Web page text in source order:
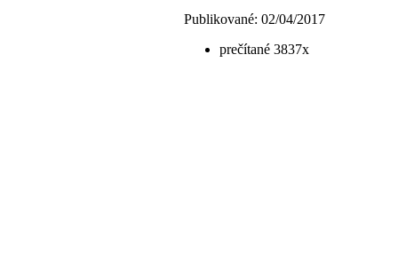
Publikované: 02/04/2017
prečítané 3837x